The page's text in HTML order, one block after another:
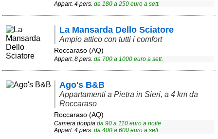
Appart. 4 pers. da 180a 250euro a sett.
La Mansarda Dello Sciatore
Ampio attico con tutti i comfort
Roccaraso (AQ)
Appart. 8 pers. da 700a 1000euro a sett.
Ago's B&B
Appartamenti a Pietra in Sieri, a 4 km da
Roccaraso
Roccaraso (AQ)
Camera doppia da 90a 110euro a notte
Appart. 4 pers. da 400a 600euro a sett.
Ottenere il CIN
Eventi e cose da vedere
➕ Segnala evento
Area riservata
Chi siamo
Eventi e cose da vedere